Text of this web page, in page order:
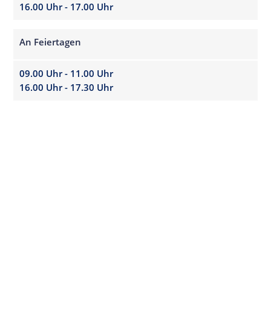
16.00 Uhr - 17.00 Uhr
An Feiertagen
09.00 Uhr - 11.00 Uhr
16.00 Uhr - 17.30 Uhr